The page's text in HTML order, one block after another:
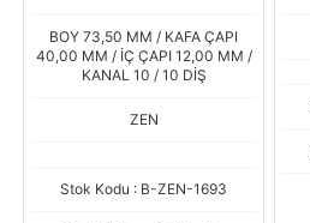
BOY 73,50 MM / KAFA ÇAPI
40,00 MM / İÇ ÇAPI 12,00 MM /
KANAL 10 / 10 DİŞ
ZEN
Stok Kodu : B-ZEN-1693